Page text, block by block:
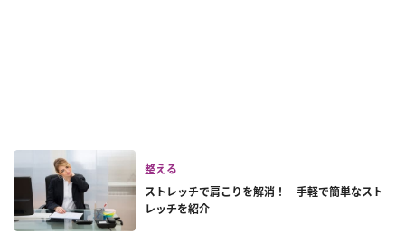
整える
ストレッチで肩こりを解消！ 手軽で簡単なスト
レッチを紹介